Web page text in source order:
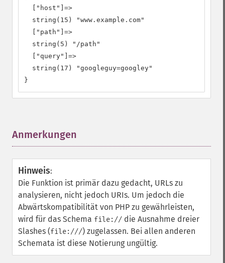
  ["host"]=>
  string(15) "www.example.com"
  ["path"]=>
  string(5) "/path"
  ["query"]=>
  string(17) "googleguy=googley"
}
Anmerkungen
Hinweis:
Die Funktion ist primär dazu gedacht, URLs zu
analysieren, nicht jedoch URIs. Um jedoch die
Abwärtskompatibilität von PHP zu gewährleisten,
wird für das Schema file:// die Ausnahme dreier
Slashes (file:///) zugelassen. Bei allen anderen
Schemata ist diese Notierung ungültig.